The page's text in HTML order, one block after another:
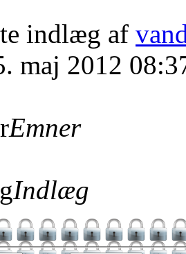
indlæg af
maj 2012
Emner
Indlæg